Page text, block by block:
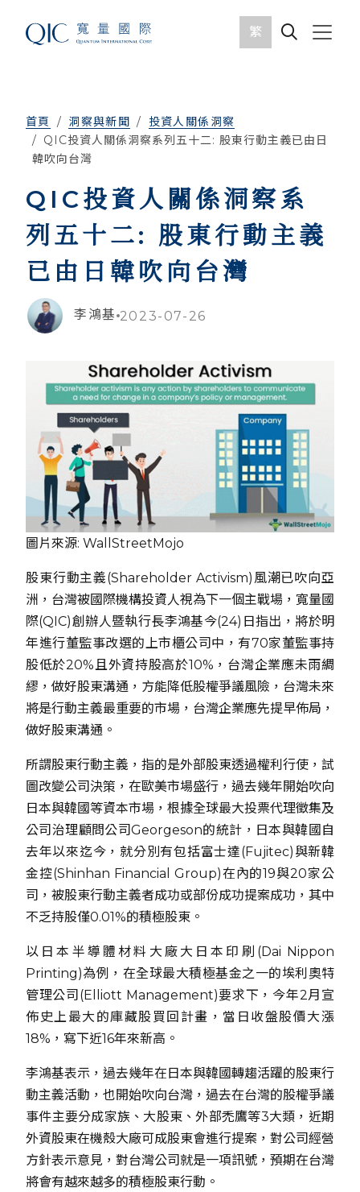
繁
首頁 洞察與新聞
投資人關係洞察
QIC投資人關係洞察系列五十二: 股東行動主義已由日
韓吹向台灣
QIC投資人關係洞察系
列五十二: 股東行動主義
已由日韓吹向台灣
李鴻基 2023-07-26
圖片來源: WallStreetMojo
股東行動主義(Shareholder Activism)風潮已吹向亞
洲，台灣被國際機構投資人視為下一個主戰場，寬量國
際(QIC)創辦人暨執行長李鴻基今(24)日指出，將於明
年進行董監事改選的上市櫃公司中，有70家董監事持
股低於20%且外資持股高於10%，台灣企業應未雨綢
繆，做好股東溝通，方能降低股權爭議風險，台灣未來
將是行動主義最重要的市場，台灣企業應先提早佈局，
做好股東溝通。
所謂股東行動主義，指的是外部股東透過權利行使，試
圖改變公司決策，在歐美市場盛行，過去幾年開始吹向
日本與韓國等資本市場，根據全球最大投票代理徵集及
公司治理顧問公司Georgeson的統計，日本與韓國自
去年以來迄今，就分別有包括富士達(Fujitec)與新韓
金控(Shinhan Financial Group)在內的19與20家公
司，被股東行動主義者成功或部份成功提案成功，其中
不乏持股僅0.01%的積極股東。
以日本半導體材料大廠大日本印刷(Dai Nippon
Printing)為例，在全球最大積極基金之一的埃利奧特
管理公司(Elliott Management)要求下，今年2月宣
佈史上最大的庫藏股買回計畫，當日收盤股價大漲
18%，寫下近16年來新高。
李鴻基表示，過去幾年在日本與韓國轉趨活躍的股東行
動主義活動，也開始吹向台灣，過去在台灣的股權爭議
事件主要分成家族、大股東、外部禿鷹等3大類，近期
外資股東在機殼大廠可成股東會進行提案，對公司經營
方針表示意見，對台灣公司就是一項訊號，預期在台灣
將會有越來越多的積極股東行動。